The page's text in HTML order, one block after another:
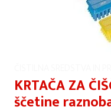
KRTAČA ZA
ščetine